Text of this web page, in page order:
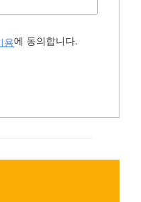
용에 동의합니다.